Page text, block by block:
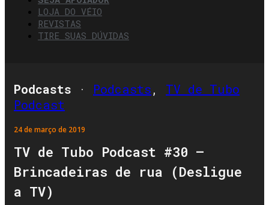
LOJA DO VÉIO
REVISTAS
TIRE SUAS DÚVIDAS
Podcasts · Podcasts, TV de Tubo
Podcast
24 de março de 2019
TV de Tubo Podcast #30 –
Brincadeiras de rua (Desligue
a TV)